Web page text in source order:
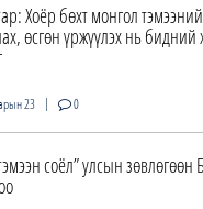
Хоёр бөхт монгол
өсгөн үржүүлэх нь бидний
23 | 0
соёл” улсын зөвлөгөөн